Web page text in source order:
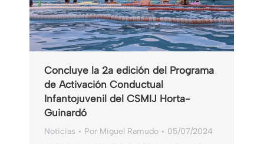
Concluye la 2a edición del Programa
de Activación Conductual
Infantojuvenil del CSMIJ Horta-
Guinardó
Noticias Por Miguel Ramudo 05/07/2024